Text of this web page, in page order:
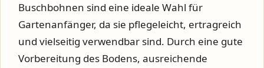
Buschbohnen sind eine ideale Wahl für
Gartenanfänger, da sie pflegeleicht, ertragreich
und vielseitig verwendbar sind. Durch eine gute
Vorbereitung des Bodens, ausreichende